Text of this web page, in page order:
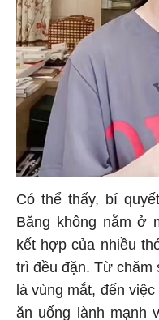
Có thể thấy, bí
Băng không nằm ở
kết hợp của nhiều
trì đều đặn. Từ chăm
là vùng mắt, đến
ăn uống lành mạnh